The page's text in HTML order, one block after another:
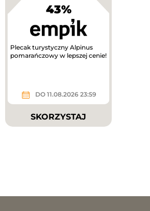
43%
Plecak turystyczny Alpinus
pomarańczowy w lepszej cenie!
DO 11.08.2026 23:59
SKORZYSTAJ